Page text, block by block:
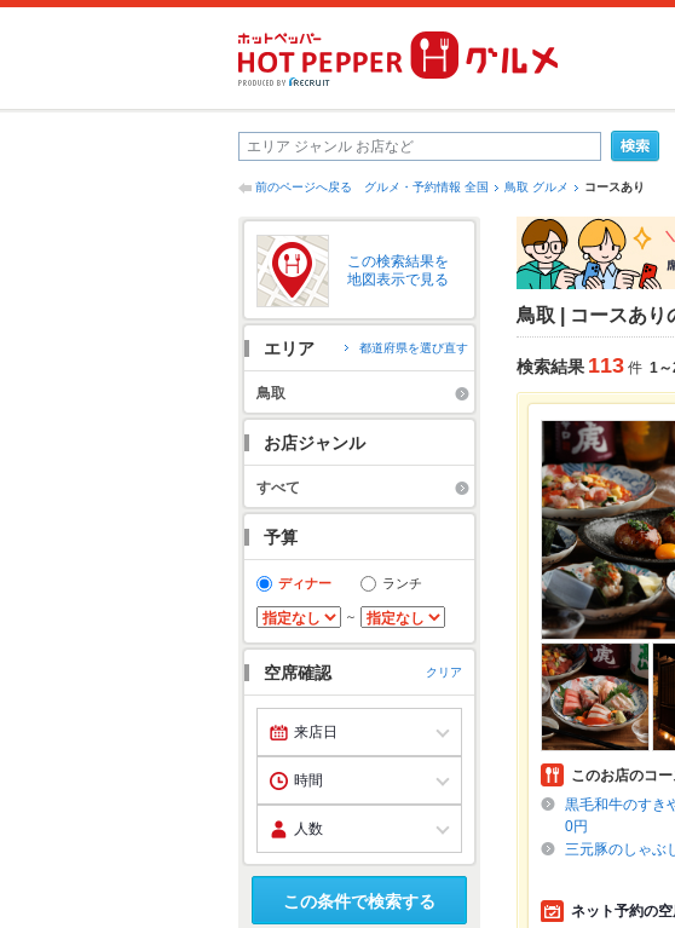
前のページへ戻る グルメ・予約情報 全国 鳥取 グルメ コースあり
この検索結果を
地図表示で見る
エリア 都道府県を選び直す
鳥取
お店ジャンル
すべて
予算
ディナー ランチ
～
空席確認 クリア
この条件で検索する
鳥取 | コースあり
検索結果 113 件 1
このお店のコー
黒毛和牛のすき
0円
三元豚のしゃぶ
ネット予約の